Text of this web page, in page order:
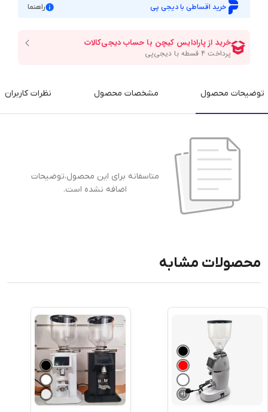
خرید اقساطی با دیجی پی راهنما
توضیحات محصول مشخصات محصول نظرات کاربران
متاسفانه برای این محصول،توضیحات
اضافه نشده است.
محصولات مشابه
1
+